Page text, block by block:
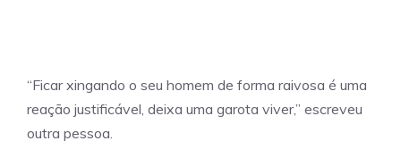
“Ficar xingando o seu homem de forma raivosa é uma
reação justificável, deixa uma garota viver,” escreveu
outra pessoa.